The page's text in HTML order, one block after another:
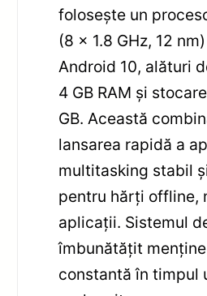
folosește un
(8 x 1.8 GHz, 12
Android 10, alături
4 GB RAM și
GB. Această
lansarea rapidă a
multitasking stabil
pentru hărți offline,
aplicații. Sistemul
îmbunătățit
constantă în timpul